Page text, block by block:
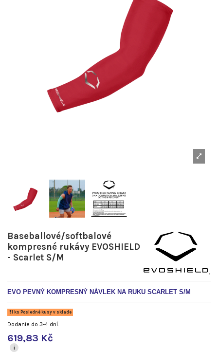
Baseballové/softbalové
kompresné rukávy EVOSHIELD
- Scarlet S/M
EVO PEVNÝ KOMPRESNÝ NÁVLEK NA RUKU SCARLET S/M
1 ks Posledné kusy v sklade
Dodanie do 3-4 dní.
619,83 Kč
i